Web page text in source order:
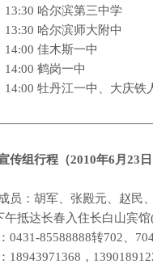
13:30 哈尔滨第三中学
13:30 哈尔滨师大附中
14:00 佳木斯一中
14:00 鹤岗一中
14:00 牡丹江一中、 大庆铁
传组行程（2010年6 月 23 日
员：胡军、张殿元、赵民
午抵达长春入住长白山宾馆
0431-85588888转702
18943971368 ，